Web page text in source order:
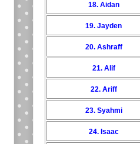
18. Aidan
19. Jayden
20. Ashraff
21. Alif
22. Ariff
23. Syahmi
24. Isaac